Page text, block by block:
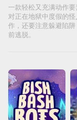
一款轻松又充满动作
对正在地狱中度假的
作，还要注意躲避陷
前逃脱。